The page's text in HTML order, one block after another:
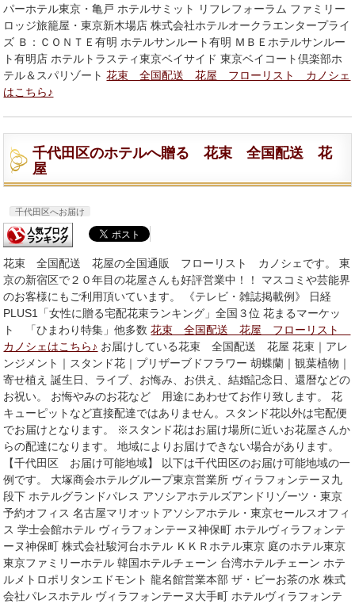
パーホテル東京・亀戸 ホテルサミット リフレフォーラム ファミリー
ロッジ旅籠屋・東京新木場店 株式会社ホテルオークラエンタープライ
ズ Ｂ：ＣＯＮＴＥ有明 ホテルサンルート有明 ＭＢＥホテルサンルー
ト有明店 ホテルトラスティ東京ベイサイド 東京ベイコート倶楽部ホ
テル＆スパリゾート花束 全国配送 花屋 フローリスト カノシェ
はこちら♪
千代田区のホテルへ贈る 花束 全国配送 花
屋
千代田区へお届け
花束 全国配送 花屋の全国通販 フローリスト カノシェです。 東
京の新宿区で２０年目の花屋さんも好評営業中！！ マスコミや芸能界
のお客様にもご利用頂いています。 《テレビ・雑誌掲載例》 日経
PLUS1「女性に贈る宅配花束ランキング」全国３位 花まるマーケッ
ト 「ひまわり特集」他多数花束 全国配送 花屋 フローリスト
カノシェはこちら♪ お届けしている花束 全国配送 花屋 花束｜アレ
ンジメント｜スタンド花｜プリザーブドフラワー 胡蝶蘭｜観葉植物｜
寄せ植え 誕生日、ライブ、お悔み、お供え、結婚記念日、還暦などの
お祝い。 お悔やみのお花など 用途にあわせてお作り致します。 花
キューピットなど直接配達ではありません。スタンド花以外は宅配便
でお届けとなります。 ※スタンド花はお届け場所に近いお花屋さんか
らの配達になります。 地域によりお届けできない場合があります。
【千代田区 お届け可能地域】 以下は千代田区のお届け可能地域の一
例です。 大塚商会ホテルグループ東京営業所 ヴィラフォンテーヌ九
段下 ホテルグランドパレス アソシアホテルズアンドリゾーツ・東京
予約オフィス 名古屋マリオットアソシアホテル・東京セールスオフィ
ス 学士会館ホテル ヴィラフォンテーヌ神保町 ホテルヴィラフォンテ
ーヌ神保町 株式会社駿河台ホテル ＫＫＲホテル東京 庭のホテル東京
東京ファミリーホテル 韓国ホテルチェーン 台湾ホテルチェーン ホテ
ルメトロポリタンエドモント 龍名館営業本部 ザ・ビーお茶の水 株式
会社パレスホテル ヴィラフォンテーヌ大手町 ホテルヴィラフォンテ